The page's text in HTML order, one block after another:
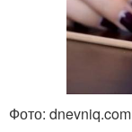
Фото: dnevniq.com